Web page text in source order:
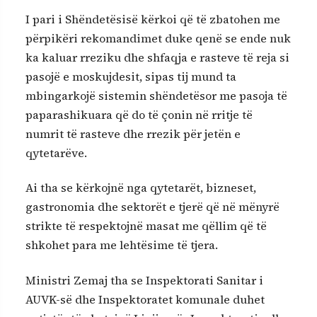
I pari i Shëndetësisë kërkoi që të zbatohen me
përpikëri rekomandimet duke qenë se ende nuk
ka kaluar rreziku dhe shfaqja e rasteve të reja si
pasojë e moskujdesit, sipas tij mund ta
mbingarkojë sistemin shëndetësor me pasoja të
paparashikuara që do të çonin në rritje të
numrit të rasteve dhe rrezik për jetën e
qytetarëve.
Ai tha se kërkojnë nga qytetarët, bizneset,
gastronomia dhe sektorët e tjerë që në mënyrë
strikte të respektojnë masat me qëllim që të
shkohet para me lehtësime të tjera.
Ministri Zemaj tha se Inspektorati Sanitar i
AUVK-së dhe Inspektoratet komunale duhet